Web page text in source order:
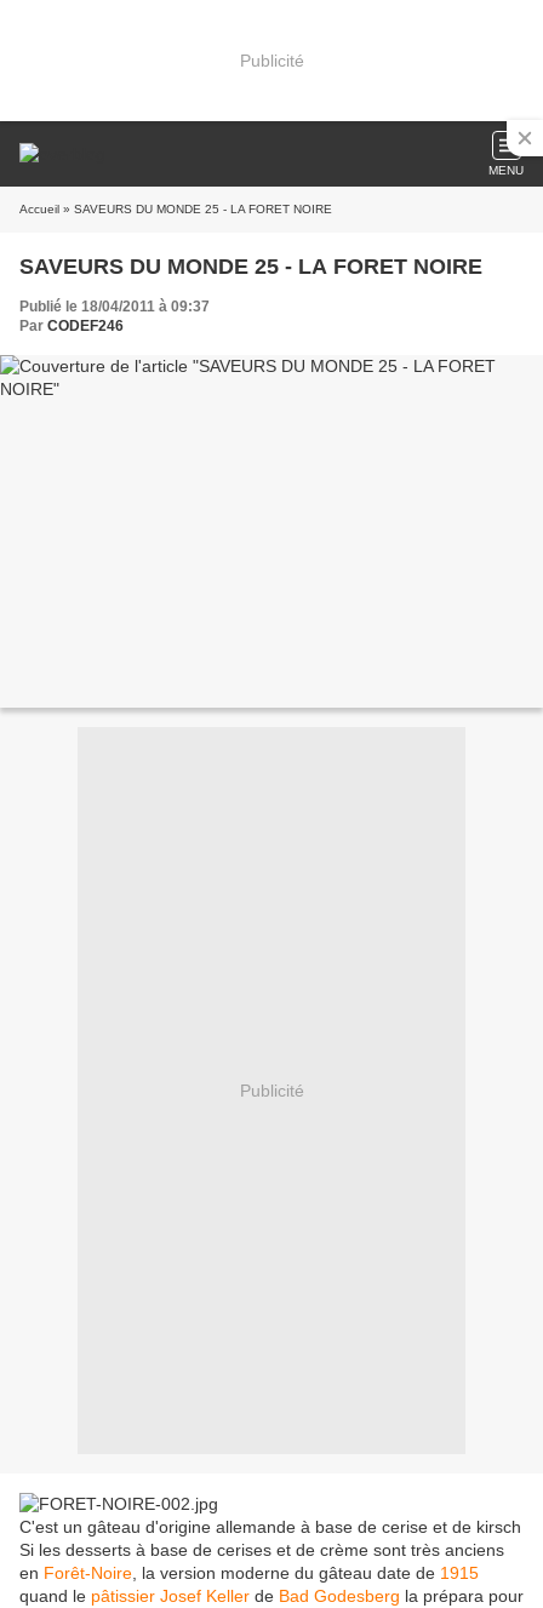
Publicité
MENU
Accueil » SAVEURS DU MONDE 25 - LA FORET NOIRE
SAVEURS DU MONDE 25 - LA FORET NOIRE
Publié le 18/04/2011 à 09:37
Par CODEF246
Publicité
C'est un gâteau d'origine allemande à base de cerise et de kirsch
Si les desserts à base de cerises et de crème sont très anciens
en Forêt-Noire , la version moderne du gâteau date de 1915
quand le pâtissier Josef Keller de Bad Godesberg la prépara pour